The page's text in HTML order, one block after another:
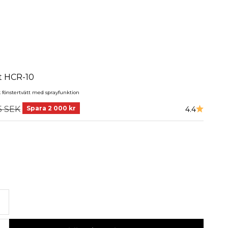
10
fönstertvätt med sprayfunktion
SEK Spara 2 000 kr 4.4